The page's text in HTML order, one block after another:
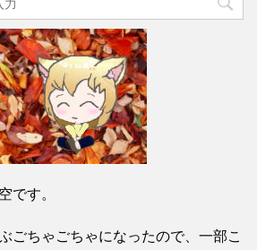
です。
ごちゃごちゃになったので、一部こ